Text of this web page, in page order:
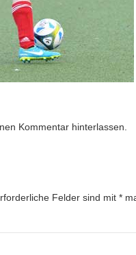
Kommentar hinterlassen
Felder sind mit *